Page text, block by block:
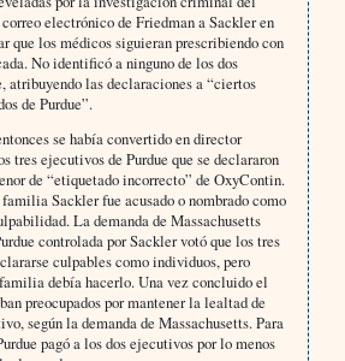
electrónico de Friedman a Sackler en
que los médicos siguieran prescribiendo con
No identificó a ninguno de los dos
atribuyendo las declaraciones a “ciertos
de Purdue”.
se había convertido en director
tres ejecutivos de Purdue que se declararon
de “etiquetado incorrecto” de OxyContin.
Sackler fue acusado o nombrado como
La demanda de Massachusetts
controlada por Sackler votó que los tres
culpables como individuos, pero
debía hacerlo. Una vez concluido el
preocupados por mantener la lealtad de
según la demanda de Massachusetts. Para
pagó a los dos ejecutivos por lo menos